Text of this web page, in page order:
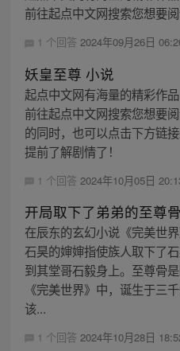
前往起点中文网搜索您想要阅
1 个回答 2024年09月26日
妖皇至尊 小说
起点中文网有海量的精彩作
前往起点中文网搜索您想要
的同时，也可以点击下方链
提前了解剧情了！
1 个回答 2024年10月05日
开局取下了弟弟的至尊
在辰东的玄幻小说《完美世
石昊的婶婶指使族人取下了
到其堂哥石毅身上。至尊骨
《完美世界》中，诞生于三
该...
1 个回答 2024年10月28日